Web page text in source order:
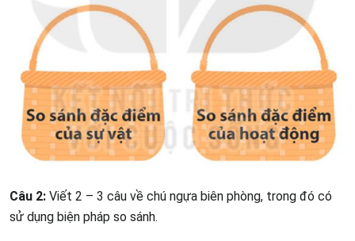
Câu 2: Viết 2 – 3 câu về chú ngựa biên phòng, trong đó có
sử dụng biện pháp so sánh.